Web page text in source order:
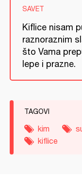
SAVET
Kiflice nisam
raznoraznim
što Vama
lepe i prazne.
TAGOVI
kim
kiflice